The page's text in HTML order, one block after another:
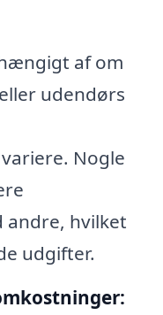
af om
udendørs
Nogle
hvilket
udgifter.